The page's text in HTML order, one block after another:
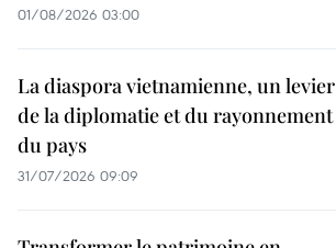
01/08/2026 03:00
La diaspora vietnamienne, un levier
de la diplomatie et du rayonnement
du pays
31/07/2026 09:09